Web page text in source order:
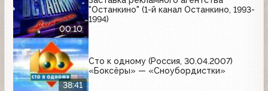
00:10
"Останкино" (1-й канал Останкино, 1993-
1994)
38:41
Сто к одному (Россия, 30.04.2007)
«Боксёры» — «Сноубордистки»